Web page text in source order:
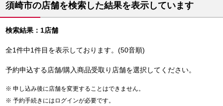
須崎市の店舗を検索した結果を表示しています
検索結果：1店舗
全1件中1件目を表示しております。(50音順)
予約申込する店舗/購入商品受取り店舗を選択してください。
申し込み後に店舗を変更することはできません。
予約手続きにはログインが必要です。